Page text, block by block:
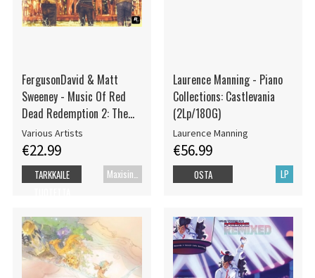
FergusonDavid & Matt
Sweeney - Music Of Red
Dead Redemption 2: The
Housebuilding Ep
Various Artists
€22.99
TARKKAILE
Laurence Manning - Piano
Collections: Castlevania
(2Lp/180G)
Laurence Manning
€56.99
LP
OSTA